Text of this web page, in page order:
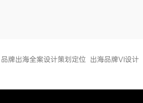
品牌出海全案设计策划定位 出海品牌VI设计